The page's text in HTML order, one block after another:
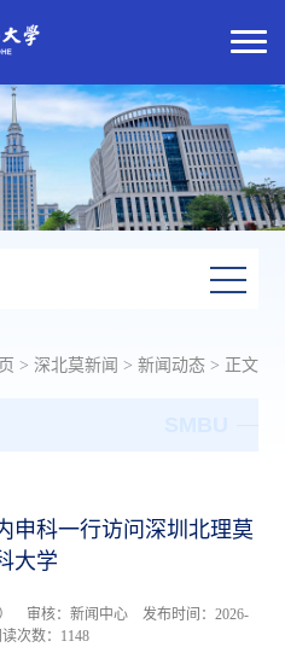
> 深北莫新闻 > 新闻动态> 正文
申科一行访问深圳北理莫
大学
审核：新闻中心 发布时间：2026-
次数： 1148